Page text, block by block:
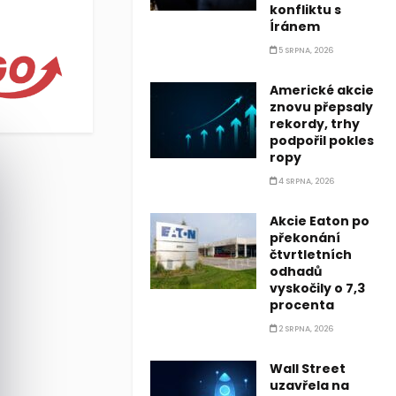
konfliktu s
Íránem
5 SRPNA, 2026
Americké akcie
znovu přepsaly
rekordy, trhy
podpořil pokles
ropy
4 SRPNA, 2026
Akcie Eaton po
překonání
čtvrtletních
odhadů
vyskočily o 7,3
procenta
2 SRPNA, 2026
Wall Street
uzavřela na